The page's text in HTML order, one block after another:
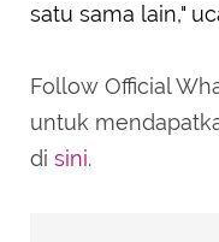
satu sama lain,"
Follow Official
untuk
di sini.